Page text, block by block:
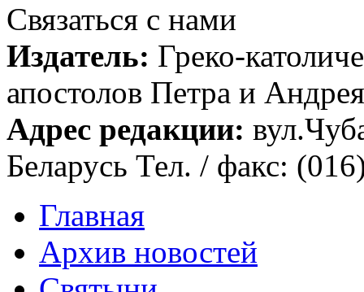
Связаться с нами
Издатель: Греко-
апостолов Петра и
Адрес редакции:
Беларусь Тел. / факс:
Главная
Архив новостей